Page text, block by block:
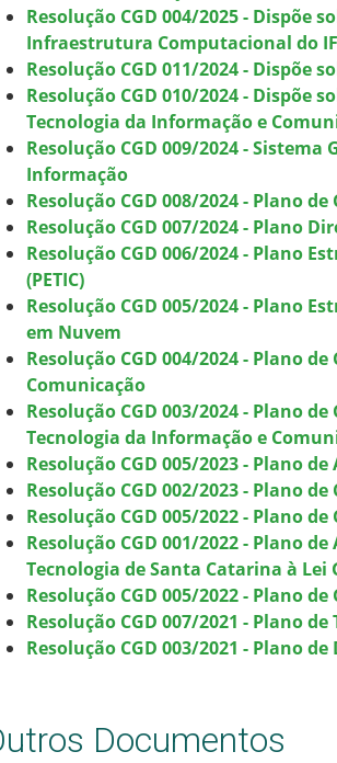
Resolução CGD 004/2025 - Dispõe
Infraestrutura Computacional do
Resolução CGD 011/2024 - Dispõe
Resolução CGD 010/2024 - Dispõe
Tecnologia da Informação e
Resolução CGD 009/2024 -
Informação
Resolução CGD 008/2024 - Plano
Resolução CGD 007/2024 - Plano
Resolução CGD 006/2024 - Plano
(PETIC)
Resolução CGD 005/2024 - Plano
em Nuvem
Resolução CGD 004/2024 - Plano
Comunicação
Resolução CGD 003/2024 - Plano
Tecnologia da Informação e
Resolução CGD 005/2023 - Plano
Resolução CGD 002/2023 - Plano
Resolução CGD 005/2022 - Plano
Resolução CGD 001/2022 - Plano
Tecnologia de Santa Catarina à Lei
Resolução CGD 005/2022 - Plano
Resolução CGD 007/2021 - Plano
Resolução CGD 003/2021 - Plano
Documentos